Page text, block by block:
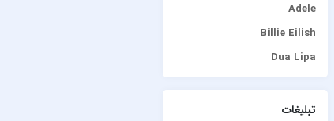
Adele
Billie Eilish
Dua Lipa
Gülşen
تبلیغات